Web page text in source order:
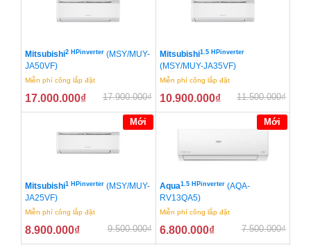
Mitsubishi2 HPinverter (MSY/MUY-
JA50VF)
Miễn phí công lắp đặt
17.000.000₫ 17.900.000₫
Mitsubishi1.5 HPinverter
(MSY/MUY-JA35VF)
Miễn phí công lắp đặt
10.900.000₫ 11.500.000₫
Mới
Mitsubishi1 HPinverter (MSY/MUY-
JA25VF)
Miễn phí công lắp đặt
8.900.000₫ 9.500.000₫
Mới
Aqua1.5 HPinverter (AQA-
RV13QA5)
Miễn phí công lắp đặt
6.800.000₫ 7.500.000₫